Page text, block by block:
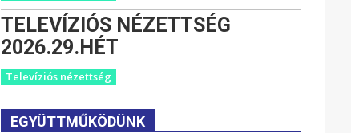
TELEVÍZIÓS NÉZETTSÉG
2026.29.HÉT
Televíziós nézettség
EGYÜTTMŰKÖDÜNK